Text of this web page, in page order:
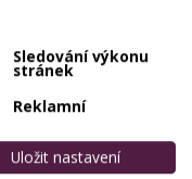
Nisou
dekoltu, rukou, záda....
dermabraze,
Rose
Nisou
Sledování výkonu
stránek
Reklamní
Uložit nastavení